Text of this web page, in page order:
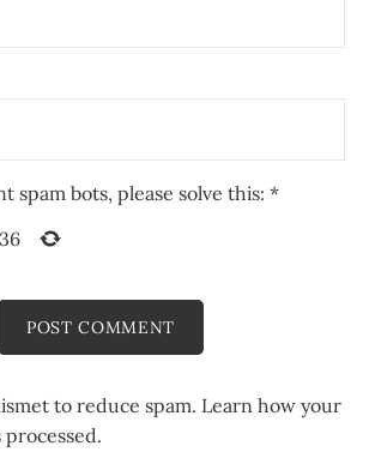
spam bots, please solve this: *
36
to reduce spam. Learn how your